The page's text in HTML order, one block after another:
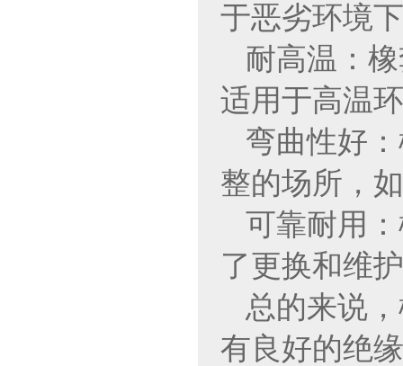
于恶劣环境
耐高温：
适用于高温
弯曲性好
整的场所，
可靠耐用
了更换和维
总的来说
有良好的绝